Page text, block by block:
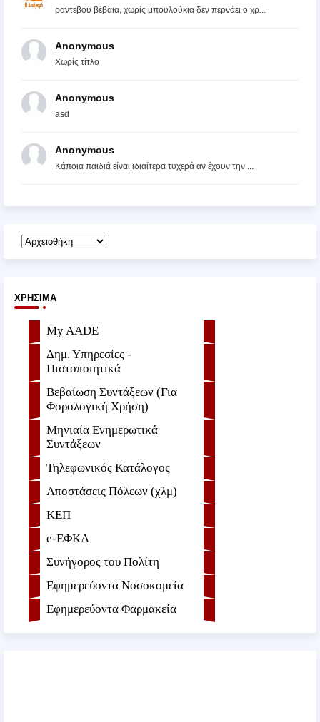
ραντεβού βέβαια, χωρίς μπουλούκια δεν περνάει ο χρ...
Anonymous
Χωρίς τίτλο
Anonymous
asd
Anonymous
Κάποια παιδιά είναι ιδιαίτερα τυχερά αν έχουν την ...
ΧΡΉΣΙΜΑ
My AADE
Δημ. Υπηρεσίες -
Πιστοποιητικά
Βεβαίωση Συντάξεων (Για
Φορολογική Χρήση)
Μηνιαία Ενημερωτικά
Συντάξεων
Τηλεφωνικός Κατάλογος
Αποστάσεις Πόλεων (χλμ)
ΚΕΠ
e-ΕΦKA
Συνήγορος του Πολίτη
Εφημερεύοντα Νοσοκομεία
Εφημερεύοντα Φαρμακεία